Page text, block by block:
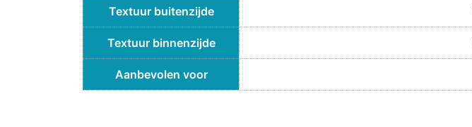
Textuur buitenzijde
Textuur binnenzijde
Aanbevolen voor